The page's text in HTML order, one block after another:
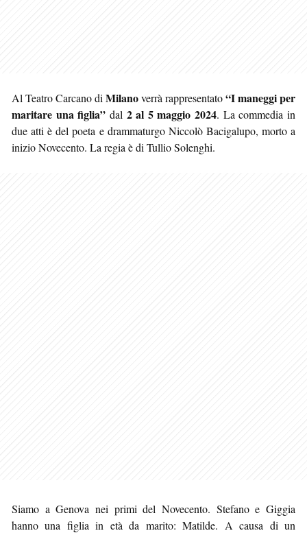
Al Teatro Carcano di Milanoverrà rappresentato“I maneggi per
maritare una figlia” dal 2 al 5 maggio 2024. La commedia in
due atti è del poeta e drammaturgo Niccolò Bacigalupo, morto a
inizio Novecento. La regia è di Tullio Solenghi.
Siamo a Genova nei primi del Novecento. Stefano e Giggia
hanno una figlia in età da marito: Matilde. A causa di un